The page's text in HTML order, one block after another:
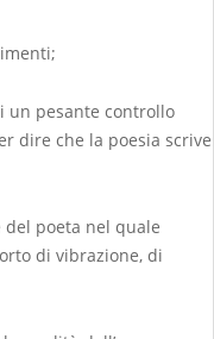
un pesante controllo
dire che la poesia scrive
del poeta nel quale
di vibrazione, di